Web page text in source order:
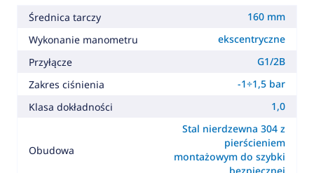
Średnica tarczy
160 mm
Wykonanie manometru
ekscentryczne
Przyłącze
G1/2B
Zakres ciśnienia
-1÷1,5 bar
Klasa dokładności
1,0
Obudowa
Stal nierdzewna 304 z
pierścieniem
montażowym do szybki